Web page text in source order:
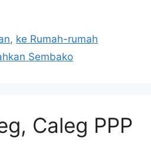
, ke Rumah-rumah
Sembako
Caleg PPP